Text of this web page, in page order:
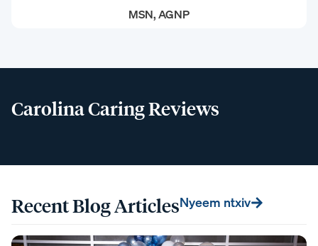
MSN, AGNP
Carolina Caring Reviews
Recent Blog ArticlesNyeem ntxiv